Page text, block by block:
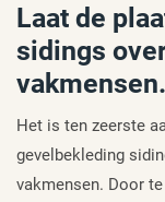
Laat de
sidings
vakmensen.
Het is ten zeerste
gevelbekleding
vakmensen. Door